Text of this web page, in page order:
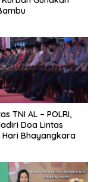
TNI AL – POLRI,
Doa Lintas
Hari Bhayangkara